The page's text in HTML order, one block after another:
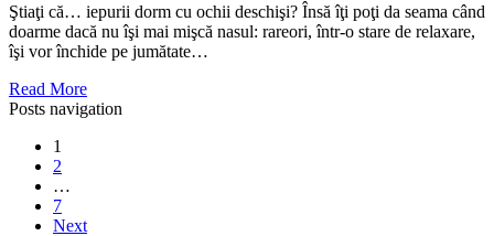
Ştiaţi că… iepurii dorm cu ochii deschişi? Însă îţi poţi da seama când
doarme dacă nu îşi mai mişcă nasul: rareori, într-o stare de relaxare,
îşi vor închide pe jumătate…
Read More
Posts navigation
1
2
…
7
Next